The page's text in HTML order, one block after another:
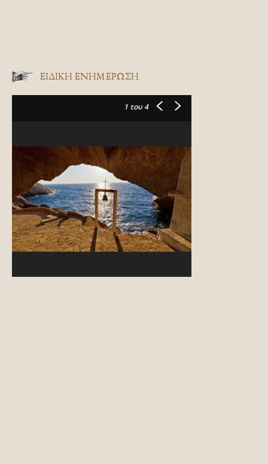
ΕΙΔΙΚΉ ΕΝΗΜΈΡΩΣΗ
1 του 4